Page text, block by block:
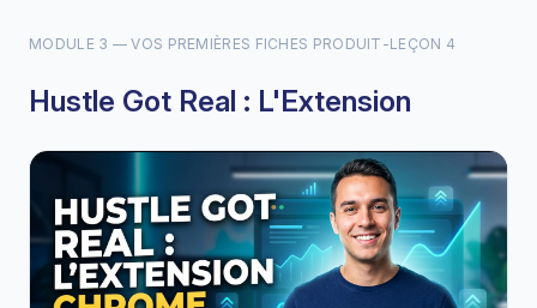
MODULE 3 — VOS PREMIÈRES FICHES PRODUIT -LEÇON 4
Hustle Got Real : L'Extension